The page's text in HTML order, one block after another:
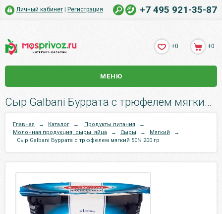
Личный кабинет Регистрация +7 495 921-35-87
+0 +0
МЕНЮ
Сыр Galbani Буррата с трюфелем мягкий 50% 200 гр.
Главная → Каталог → Продукты питания
→
Молочная продукция, сыры, яйца
→ Сыры → Мягкий
→
Сыр Galbani Буррата с трюфелем мягкий 50% 200 гр